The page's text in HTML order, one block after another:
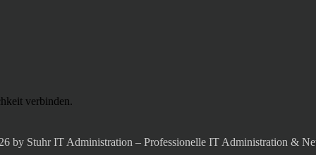
verbinden.
by Stuhr IT Administration – Professionelle IT Administration &